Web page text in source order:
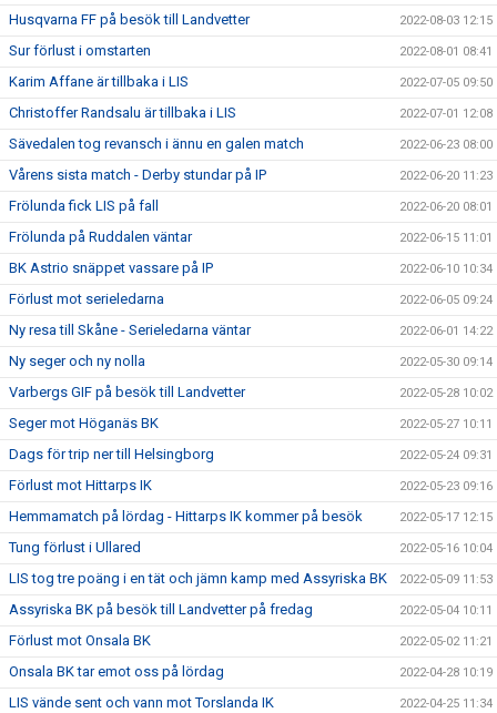
Husqvarna FF på besök till Landvetter 2022-08-03 12:15
Sur förlust i omstarten 2022-08-01 08:41
Karim Affane är tillbaka i LIS 2022-07-05 09:50
Christoffer Randsalu är tillbaka i LIS 2022-07-01 12:08
Sävedalen tog revansch i ännu en galen match 2022-06-23 08:00
Vårens sista match - Derby stundar på IP 2022-06-20 11:23
Frölunda fick LIS på fall 2022-06-20 08:01
Frölunda på Ruddalen väntar 2022-06-15 11:01
BK Astrio snäppet vassare på IP 2022-06-10 10:34
Förlust mot serieledarna 2022-06-05 09:24
Ny resa till Skåne - Serieledarna väntar 2022-06-01 14:22
Ny seger och ny nolla 2022-05-30 09:14
Varbergs GIF på besök till Landvetter 2022-05-28 10:02
Seger mot Höganäs BK 2022-05-27 10:11
Dags för trip ner till Helsingborg 2022-05-24 09:31
Förlust mot Hittarps IK 2022-05-23 09:16
Hemmamatch på lördag - Hittarps IK kommer på besök 2022-05-17 12:15
Tung förlust i Ullared 2022-05-16 10:04
LIS tog tre poäng i en tät och jämn kamp med Assyriska BK 2022-05-09 11:53
Assyriska BK på besök till Landvetter på fredag 2022-05-04 10:11
Förlust mot Onsala BK 2022-05-02 11:21
Onsala BK tar emot oss på lördag 2022-04-28 10:19
LIS vände sent och vann mot Torslanda IK 2022-04-25 11:34